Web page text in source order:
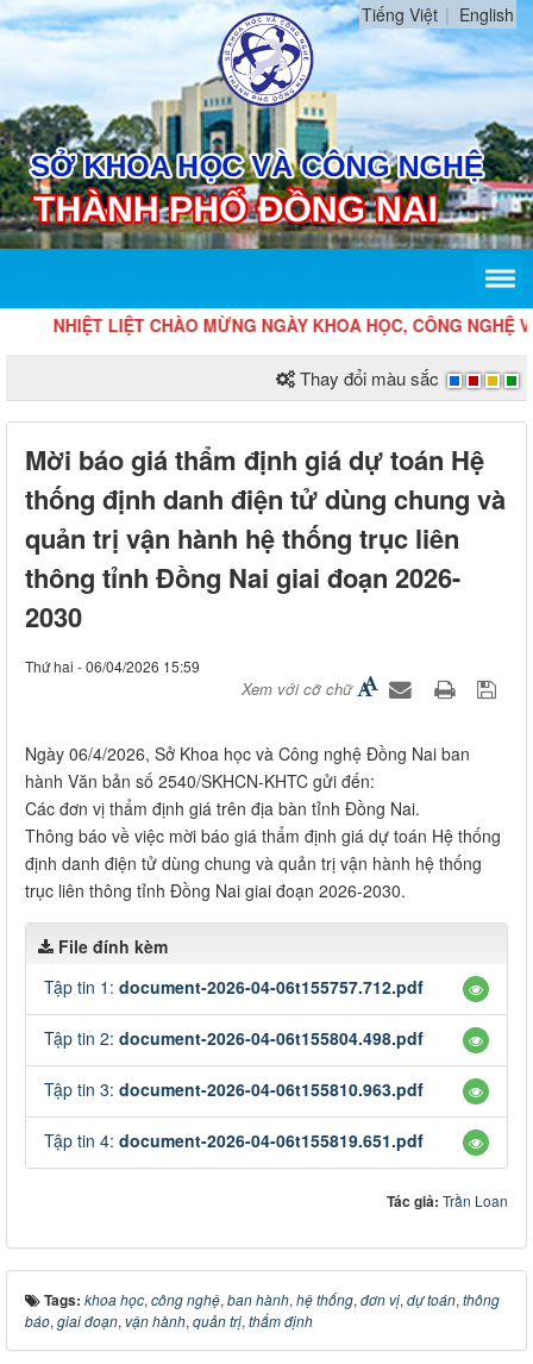
Tiếng Việt English
NHIỆT LIỆT CHÀO MỪNG NGÀY KHOA HỌC, CÔNG NGHỆ
Thay đổi màu sắc
Mời báo giá thẩm định giá dự toán Hệ
thống định danh điện tử dùng chung và
quản trị vận hành hệ thống trục liên
thông tỉnh Đồng Nai giai đoạn 2026-
2030
Thứ hai - 06/04/2026 15:59
Xem với cỡ chữ
Ngày 06/4/2026, Sở Khoa học và Công nghệ Đồng Nai ban
hành Văn bản số 2540/SKHCN-KHTC gửi đến:
Các đơn vị thẩm định giá trên địa bàn tỉnh Đồng Nai.
Thông báo về việc mời báo giá thẩm định giá dự toán Hệ thống
định danh điện tử dùng chung và quản trị vận hành hệ thống
trục liên thông tỉnh Đồng Nai giai đoạn 2026-2030.
File đính kèm
Tập tin 1: document-2026-04-06t155757.712.pdf
Tập tin 2: document-2026-04-06t155804.498.pdf
Tập tin 3: document-2026-04-06t155810.963.pdf
Tập tin 4: document-2026-04-06t155819.651.pdf
Tác giả: Trần Loan
Tags: khoa học, công nghệ, ban hành, hệ thống, đơn vị, dự toán, thông
báo, giai đoạn, vận hành, quản trị, thẩm định